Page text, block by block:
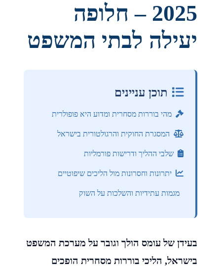
2025 – חלופה
יעילה לבתי המשפט
תוכן עניינים
מהי בוררות מסחרית ומדוע היא פופולרית
המסגרת החוקית והרגולטורית בישראל
שלבי ההליך ודרישות פורמליות
יתרונות וחסרונות מול הליכים שיפוטיים
מגמות עתידיות והשלכות על השוק
בעידן של עומס הולך וגובר על מערכת המשפט
בישראל, הליכי בוררות מסחרית הופכים